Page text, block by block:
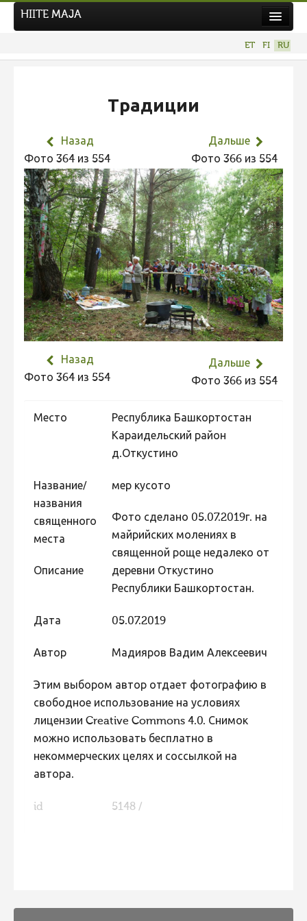
Hiite kuvavõistlus 2026
Фотоконкурс 2025
Не учитываются 2025
Видео 2025
Фотоконкурс 2024
Не учитываются 2024
Видео 2024
Фотоконкурс 2023
Не учитываются 2023
Видео 2022
Фотоконкурс 2021
Фотоконкурс 2020
Фотоконкурс 2019
Фотоконкурс 2017
Фотоконкурс 2014
Фотоконкурс 2013
Фотоконкурс 2012
Фотоконкурс 2011
Фотоконкурс 2010
Фотоконкурс 2009
Фотоконкурс 2008
HIITE MAJA
ET FI RU
Традиции
Назад
Фото 364 из 554
Дальше
Фото 366 из 554
Назад
Фото 364 из 554
Дальше
Фото 366 из 554
Место
Республика Башкортостан
Караидельский район
д.Откустино
Название/
названия
священного
места
мер кусото
Описание
Фото сделано 05.07.2019г. на
майрийских молениях в
священной роще недалеко от
деревни Откустино
Республики Башкортостан.
Дата 05.07.2019
Автор Мадияров Вадим Алексеевич
Этим выбором автор отдает фотографию в
свободное использование на условиях
лицензии Creative Commons 4.0. Снимок
можно использовать бесплатно в
некоммерческих целях и соссылкой на
автора.
id 5148 /